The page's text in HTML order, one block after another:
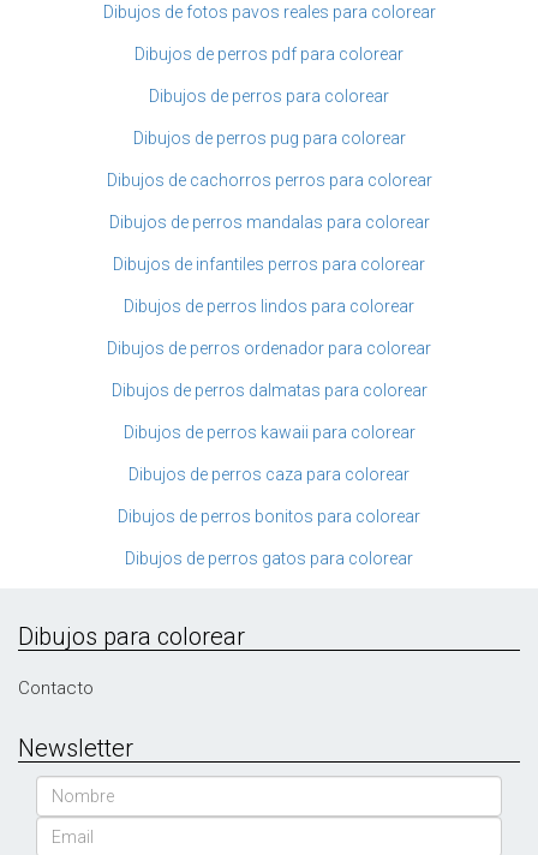
Dibujos de fotos pavos reales para colorear
Dibujos de perros pdf para colorear
Dibujos de perros para colorear
Dibujos de perros pug para colorear
Dibujos de cachorros perros para colorear
Dibujos de perros mandalas para colorear
Dibujos de infantiles perros para colorear
Dibujos de perros lindos para colorear
Dibujos de perros ordenador para colorear
Dibujos de perros dalmatas para colorear
Dibujos de perros kawaii para colorear
Dibujos de perros caza para colorear
Dibujos de perros bonitos para colorear
Dibujos de perros gatos para colorear
Dibujos para colorear
Contacto
Newsletter
Nombre
Email